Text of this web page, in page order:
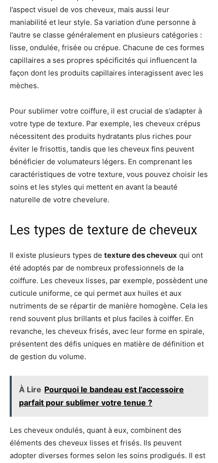
l’aspect visuel de vos cheveux, mais aussi leur
maniabilité et leur style. Sa variation d’une personne à
l’autre se classe généralement en plusieurs catégories :
lisse, ondulée, frisée ou crépue. Chacune de ces formes
capillaires a ses propres spécificités qui influencent la
façon dont les produits capillaires interagissent avec les
mèches.
Pour sublimer votre coiffure, il est crucial de s’adapter à
votre type de texture. Par exemple, les cheveux crépus
nécessitent des produits hydratants plus riches pour
éviter le frisottis, tandis que les cheveux fins peuvent
bénéficier de volumateurs légers. En comprenant les
caractéristiques de votre texture, vous pouvez choisir les
soins et les styles qui mettent en avant la beauté
naturelle de votre chevelure.
Les types de texture de cheveux
Il existe plusieurs types de texture des cheveux qui ont
été adoptés par de nombreux professionnels de la
coiffure. Les cheveux lisses, par exemple, possèdent une
cuticule uniforme, ce qui permet aux huiles et aux
nutriments de se répartir de manière homogène. Cela les
rend souvent plus brillants et plus faciles à coiffer. En
revanche, les cheveux frisés, avec leur forme en spirale,
présentent des défis uniques en matière de définition et
de gestion du volume.
À Lire Pourquoi le bandeau est l’accessoire
parfait pour sublimer votre tenue ?
Les cheveux ondulés, quant à eux, combinent des
éléments des cheveux lisses et frisés. Ils peuvent
adopter diverses formes selon les soins prodigués. Il est